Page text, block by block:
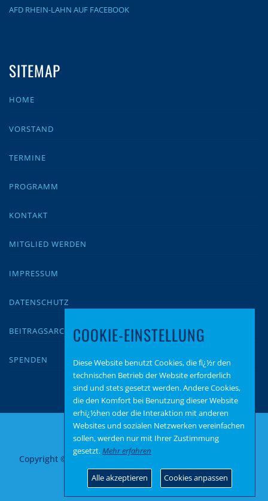
AFD RHEIN-LAHN AUF FACEBOOK
SITEMAP
HOME
VORSTAND
TERMINE
PROGRAMM
KONTAKT
MITGLIED WERDEN
IMPRESSUM
DATENSCHUTZ
BEITRAGSARCHIV
SPENDEN
Copyright © 2026 AfD Rhein-Lahn
FameThemes
COOKIE-EINSTELLUNG
Diese Website benutzt Cookies, die fï¿½r den
technischen Betrieb der Website erforderlich
sind und stets gesetzt werden. Andere Cookies,
die den Komfort bei Benutzung dieser Website
erhï¿½hen oder die Interaktion mit anderen
Websites und sozialen Netzwerken vereinfachen
sollen, werden nur mit Ihrer Zustimmung
gesetzt.Mehr erfahren
Alle akzeptieren Cookies anpassen